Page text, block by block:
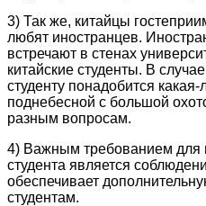
3) Так же, китайцы
любят иностранцев.
встречают в стенах
китайские студенты. В
студенту понадобится
поднебесной с большой
разным вопросам.
4) Важным требованием для
студента является
обеспечивает
студентам.